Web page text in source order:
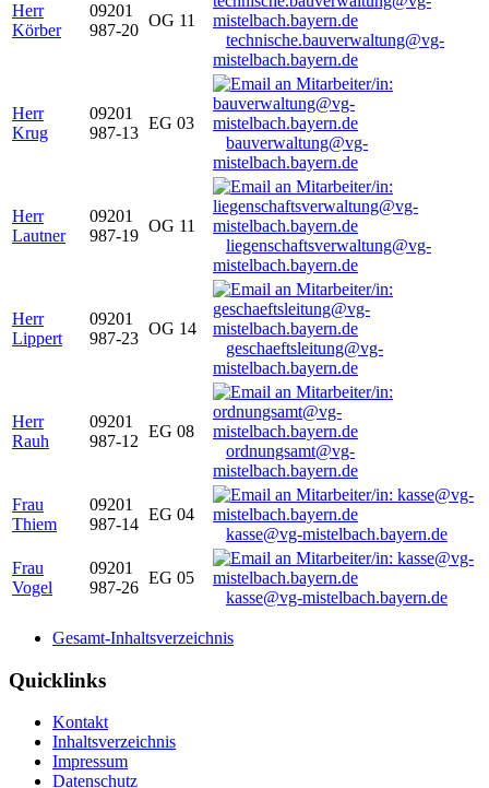
Herr
Körber
09201
987-20
OG 11
technische.bauverwaltung@vg-
mistelbach.bayern.de
Herr
Krug
09201
987-13
EG 03
bauverwaltung@vg-
mistelbach.bayern.de
Herr
Lautner
09201
987-19
OG 11
liegenschaftsverwaltung@vg-
mistelbach.bayern.de
Herr
Lippert
09201
987-23
OG 14
geschaeftsleitung@vg-
mistelbach.bayern.de
Herr
Rauh
09201
987-12
EG 08
ordnungsamt@vg-
mistelbach.bayern.de
Frau
Thiem
09201
987-14
EG 04
kasse@vg-mistelbach.bayern.de
Frau
Vogel
09201
987-26
EG 05
kasse@vg-mistelbach.bayern.de
Gesamt-Inhaltsverzeichnis
Quicklinks
Kontakt
Inhaltsverzeichnis
Impressum
Datenschutz